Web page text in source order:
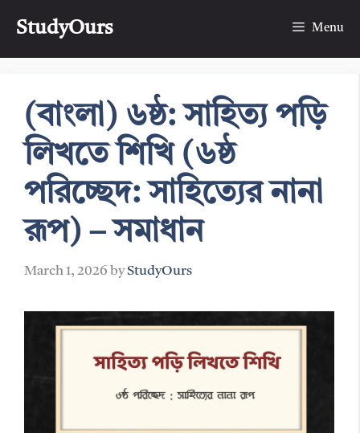
StudyOurs Menu
(বাংলা) ৬ষ্ঠ: সাহিত্য পড়ি
লিখতে শিখি (৬ষ্ঠ
পরিচ্ছেদ: সাহিত্যের নানা
রূপ) – সমাধান
March 1, 2026 byStudyOurs